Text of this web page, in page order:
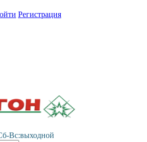
Регистрация
Вс:выходной